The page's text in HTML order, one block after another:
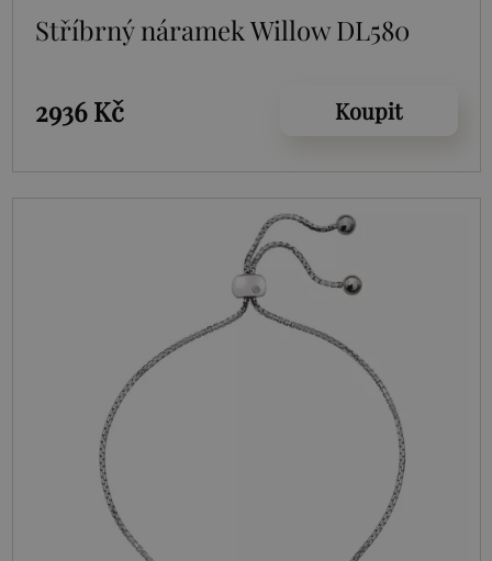
Stříbrný náramek Willow DL580
2936 Kč Koupit